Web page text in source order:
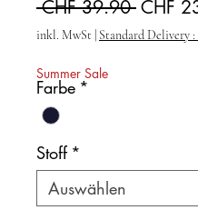
CHF 39.90 CHF
inkl. MwSt Standard Delivery
Summer Sale
Farbe *
Stoff *